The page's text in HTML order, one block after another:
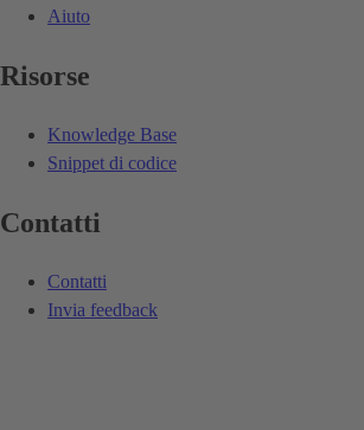
Aiuto
Risorse
Knowledge Base
Snippet di codice
Contatti
Contatti
Invia feedback